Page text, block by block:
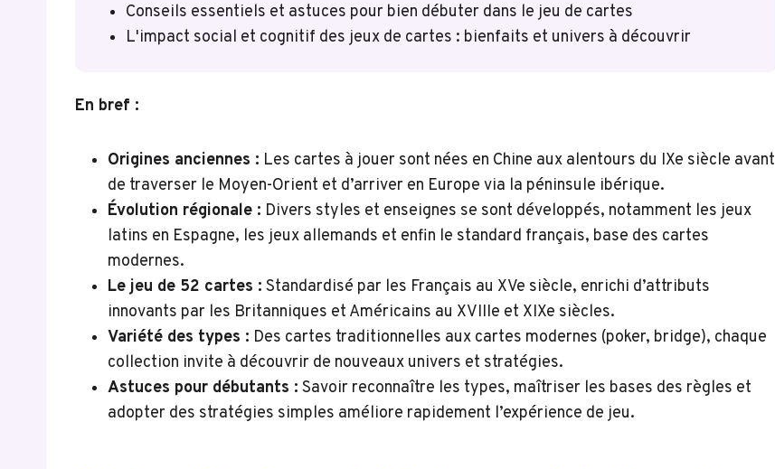
Conseils essentiels et astuces pour bien débuter dans le jeu de cartes
L'impact social et cognitif des jeux de cartes : bienfaits et univers à découvrir
En bref :
Origines anciennes : Les cartes à jouer sont nées en Chine aux alentours du IXe siècle avant
de traverser le Moyen-Orient et d’arriver en Europe via la péninsule ibérique.
Évolution régionale : Divers styles et enseignes se sont développés, notamment les jeux
latins en Espagne, les jeux allemands et enfin le standard français, base des cartes
modernes.
Le jeu de 52 cartes : Standardisé par les Français au XVe siècle, enrichi d’attributs
innovants par les Britanniques et Américains au XVIIIe et XIXe siècles.
Variété des types : Des cartes traditionnelles aux cartes modernes (poker, bridge), chaque
collection invite à découvrir de nouveaux univers et stratégies.
Astuces pour débutants : Savoir reconnaître les types, maîtriser les bases des règles et
adopter des stratégies simples améliore rapidement l’expérience de jeu.